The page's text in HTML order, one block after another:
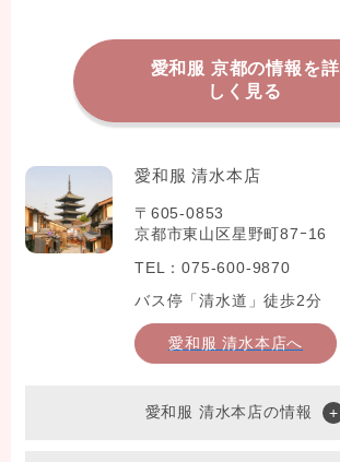
愛和服 京都の情報を詳
しく見る
愛和服 清水本店
〒605-0853
京都市東山区星野町87ｰ16
TEL：075-600-9870
バス停「清水道」徒歩2分
愛和服 清水本店へ
愛和服 清水本店の情報